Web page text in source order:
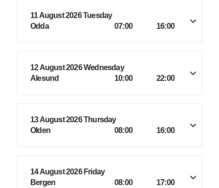
11 August 2026 Tuesday
Odda
07:00 16:00
12 August 2026 Wednesday
Alesund
10:00 22:00
13 August 2026 Thursday
Olden
08:00 16:00
14 August 2026 Friday
Bergen
08:00 17:00